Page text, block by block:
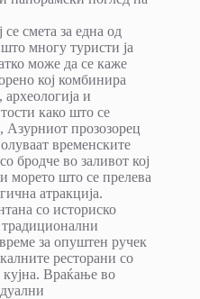
смета за една од
многу туристи ја
може да се каже
кој комбинира
и
како што се
Азурниот прозозорец
временските
бродче во заливот кој
морето што се прелева
атракција.
со историско
за опуштен ручек
ресторани со
Враќање во